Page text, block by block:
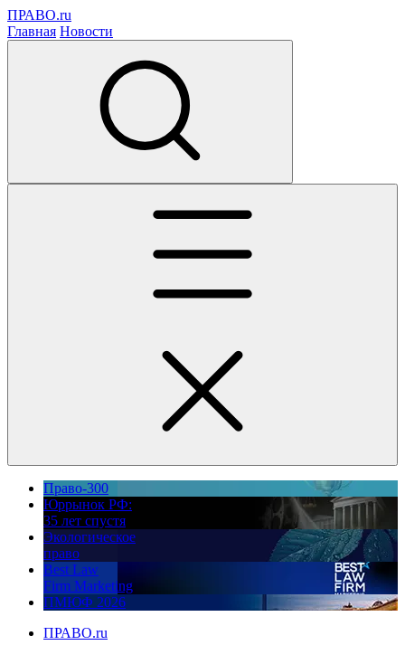
ПРАВО.ru
Главная Новости
Право-300
Юррынок РФ:
35 лет спустя
Экологическое
право
Best Law
Firm Marketing
ПМЮФ 2026
ПРАВО.ru